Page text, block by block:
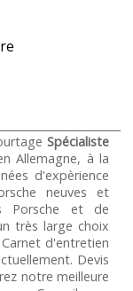
Spécialiste
Allemagne, à la
d'expèrience
neuves et
Porsche et de
très large choix
d'entretien
Devis
notre meilleure